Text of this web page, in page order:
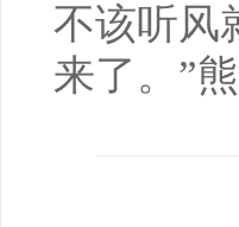
不该听风
来了。”